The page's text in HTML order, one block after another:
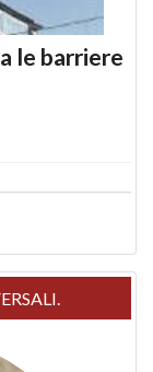
le barriere